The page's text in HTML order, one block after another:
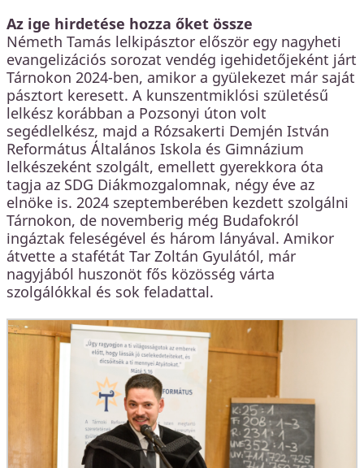
Az ige hirdetése hozza őket össze
Németh Tamás lelkipásztor először egy nagyheti
evangelizációs sorozat vendég igehidetőjeként járt
Tárnokon 2024-ben, amikor a gyülekezet már saját
pásztort keresett. A kunszentmiklósi születésű
lelkész korábban a Pozsonyi úton volt
segédlelkész, majd a Rózsakerti Demjén István
Református Általános Iskola és Gimnázium
lelkészeként szolgált, emellett gyerekkora óta
tagja az SDG Diákmozgalomnak, négy éve az
elnöke is. 2024 szeptemberében kezdett szolgálni
Tárnokon, de novemberig még Budafokról
ingáztak feleségével és három lányával. Amikor
átvette a stafétát Tar Zoltán Gyulától, már
nagyjából huszonöt fős közösség várta
szolgálókkal és sok feladattal.